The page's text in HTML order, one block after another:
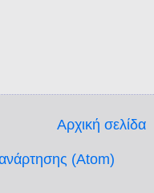
Αρχική σελίδα
(Atom)